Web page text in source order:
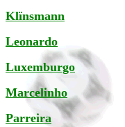
Klïnsmann
Leonardo
Luxemburgo
Marcelinho
Parreira